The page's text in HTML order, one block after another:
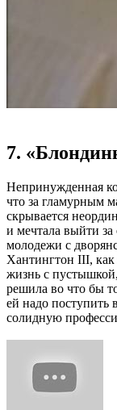
7.
Непринужденная
что за гламурным
скрывается
и мечтала выйти за
молодежи с
Хантингтон III, как
жизнь с
решила во что бы
ей надо поступить
солидную